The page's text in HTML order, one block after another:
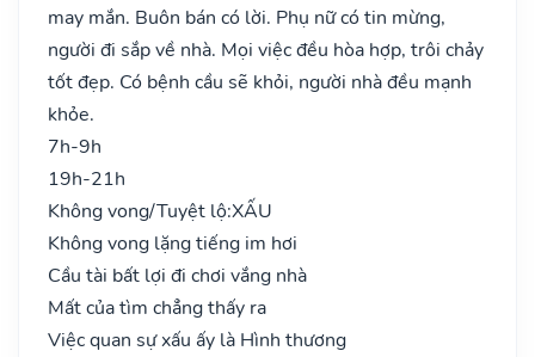
may mắn. Buôn bán có lời. Phụ nữ có tin mừng,
người đi sắp về nhà. Mọi việc đều hòa hợp, trôi chảy
tốt đẹp. Có bệnh cầu sẽ khỏi, người nhà đều mạnh
khỏe.
7h-9h
19h-21h
Không vong/Tuyệt lộ:XẤU
Không vong lặng tiếng im hơi
Cầu tài bất lợi đi chơi vắng nhà
Mất của tìm chẳng thấy ra
Việc quan sự xấu ấy là Hình thương